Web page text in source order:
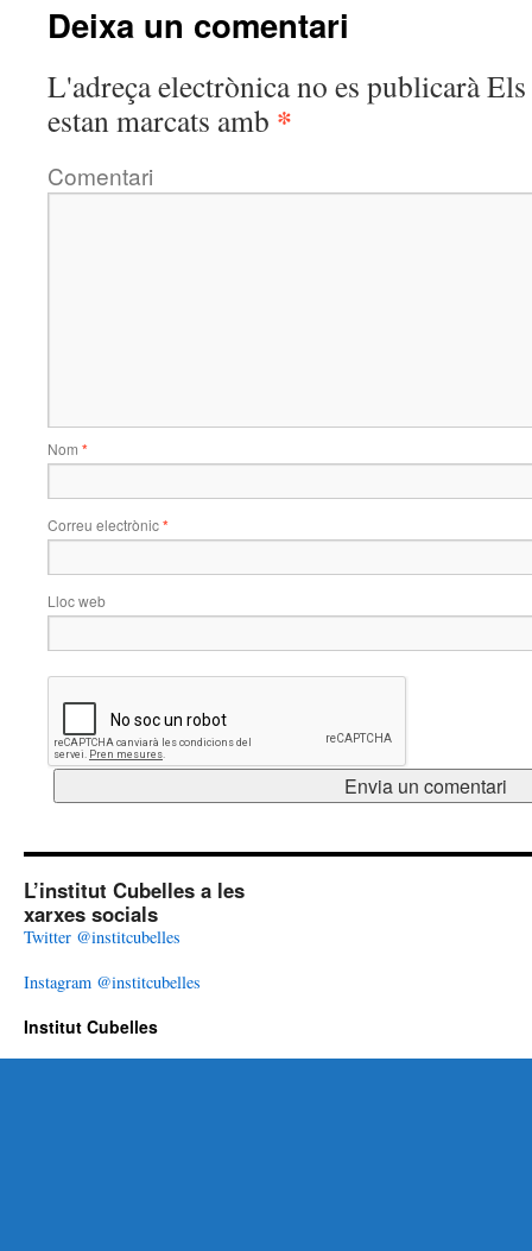
Deixa un comentari
L'adreça electrònica no es publicaràEls
estan marcats amb *
Comentari
Nom *
Correu electrònic*
Lloc web
L’institut Cubelles a les
xarxes socials
Twitter @institcubelles
Instagram @institcubelles
Institut Cubelles